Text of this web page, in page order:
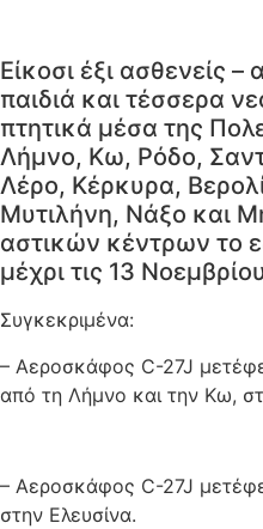
Είκοσι έξι ασθενείς
παιδιά και τέσσερα
πτητικά μέσα της
Λήμνο, Κω, Ρόδο,
Λέρο, Κέρκυρα,
Μυτιλήνη, Νάξο και
αστικών κέντρων το
μέχρι τις 13
Συγκεκριμένα:
– Αεροσκάφος C-27J
από τη Λήμνο και την Κω,
– Αεροσκάφος C-27J
στην Ελευσίνα.